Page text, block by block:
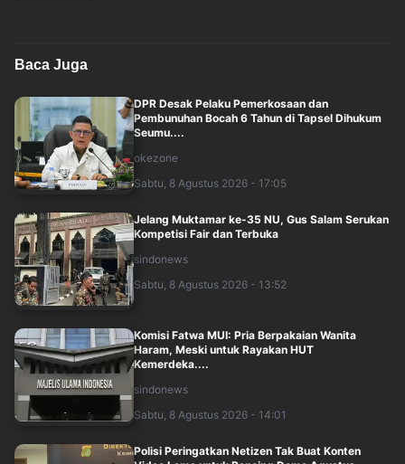
Baca Juga
DPR Desak Pelaku Pemerkosaan dan
Pembunuhan Bocah 6 Tahun di Tapsel Dihukum
Seumu....
okezone
Sabtu, 8 Agustus 2026 - 17:05
Jelang Muktamar ke-35 NU, Gus Salam Serukan
Kompetisi Fair dan Terbuka
sindonews
Sabtu, 8 Agustus 2026 - 13:52
Komisi Fatwa MUI: Pria Berpakaian Wanita
Haram, Meski untuk Rayakan HUT
Kemerdeka....
sindonews
Sabtu, 8 Agustus 2026 - 14:01
Polisi Peringatkan Netizen Tak Buat Konten